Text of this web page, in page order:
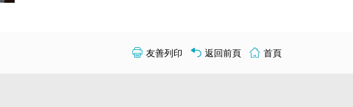
友善列印 返回前頁 首頁